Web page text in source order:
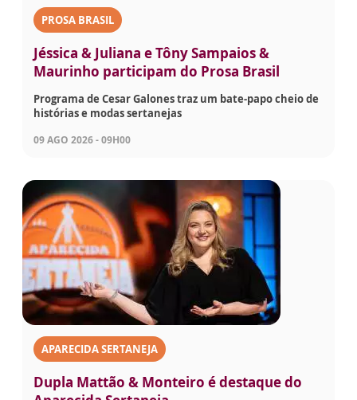
PROSA BRASIL
Jéssica & Juliana e Tôny Sampaios &
Maurinho participam do Prosa Brasil
Programa de Cesar Galones traz um bate-papo cheio de
histórias e modas sertanejas
09 AGO 2026 - 09H00
APARECIDA SERTANEJA
Dupla Mattão & Monteiro é destaque do